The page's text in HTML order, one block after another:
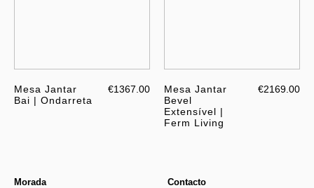
Mesa Jantar
Bai | Ondarreta
€1367.00
Mesa Jantar
Bevel
Extensível |
Ferm Living
€2169.00
Morada
Contacto